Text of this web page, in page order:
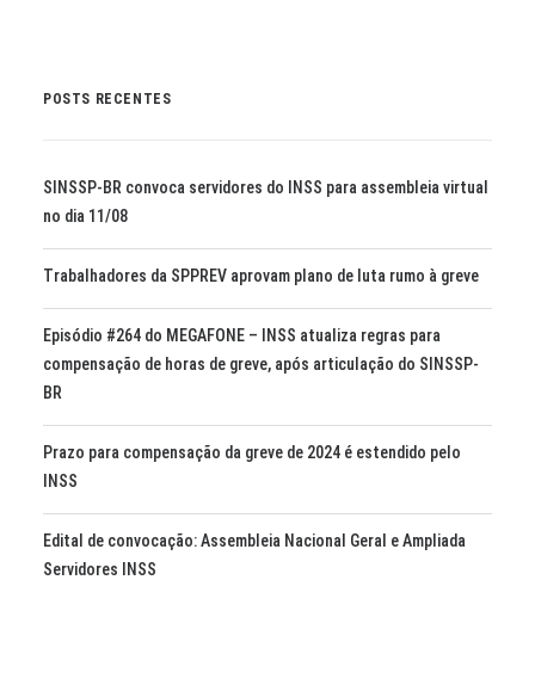
POSTS RECENTES
SINSSP-BR convoca servidores do INSS para assembleia virtual
no dia 11/08
Trabalhadores da SPPREV aprovam plano de luta rumo à greve
Episódio #264 do MEGAFONE – INSS atualiza regras para
compensação de horas de greve, após articulação do SINSSP-
BR
Prazo para compensação da greve de 2024 é estendido pelo
INSS
Edital de convocação: Assembleia Nacional Geral e Ampliada
Servidores INSS